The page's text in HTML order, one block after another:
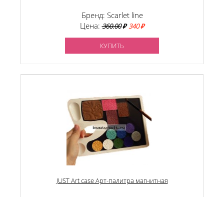
Бренд: Scarlet line
Цена:360.00₽ 340 ₽
КУПИТЬ
JUST Art case Арт-палитра магнитная